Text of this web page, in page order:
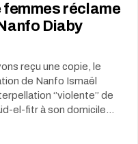
femmes réclame
Diaby
reçu une copie, le
de Nanfo Ismaël
‘’violente’’ de
el-fitr à son domicile…